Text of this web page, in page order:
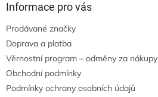
Informace pro vás
Prodávané značky
Doprava a platba
Věrnostní program – odměny za nákupy
Obchodní podmínky
Podmínky ochrany osobních údajů